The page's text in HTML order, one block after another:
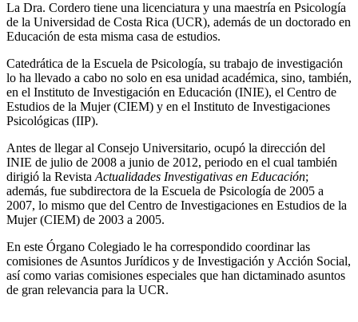
La Dra. Cordero tiene una licenciatura y una maestría en Psicología
de la Universidad de Costa Rica (UCR), además de un doctorado en
Educación de esta misma casa de estudios.
Catedrática de la Escuela de Psicología, su trabajo de investigación
lo ha llevado a cabo no solo en esa unidad académica, sino, también,
en el Instituto de Investigación en Educación (INIE), el Centro de
Estudios de la Mujer (CIEM) y en el Instituto de Investigaciones
Psicológicas (IIP).
Antes de llegar al Consejo Universitario, ocupó la dirección del
INIE de julio de 2008 a junio de 2012, periodo en el cual también
dirigió la RevistaActualidades Investigativas en Educación;
además, fue subdirectora de la Escuela de Psicología de 2005 a
2007, lo mismo que del Centro de Investigaciones en Estudios de la
Mujer (CIEM) de 2003 a 2005.
En este Órgano Colegiado le ha correspondido coordinar las
comisiones de Asuntos Jurídicos y de Investigación y Acción Social,
así como varias comisiones especiales que han dictaminado asuntos
de gran relevancia para la UCR.